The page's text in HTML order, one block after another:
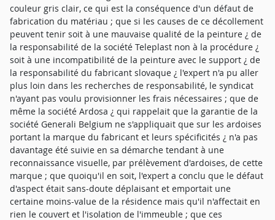
couleur gris clair, ce qui est la conséquence d'un défaut de
fabrication du matériau ; que si les causes de ce décollement
peuvent tenir soit à une mauvaise qualité de la peinture ¿ de
la responsabilité de la société Teleplast non à la procédure ¿
soit à une incompatibilité de la peinture avec le support ¿ de
la responsabilité du fabricant slovaque ¿ l'expert n'a pu aller
plus loin dans les recherches de responsabilité, le syndicat
n'ayant pas voulu provisionner les frais nécessaires ; que de
même la société Ardosa ¿ qui rappelait que la garantie de la
société Generali Belgium ne s'appliquait que sur les ardoises
portant la marque du fabricant et leurs spécificités ¿ n'a pas
davantage été suivie en sa démarche tendant à une
reconnaissance visuelle, par prélèvement d'ardoises, de cette
marque ; que quoiqu'il en soit, l'expert a conclu que le défaut
d'aspect était sans-doute déplaisant et emportait une
certaine moins-value de la résidence mais qu'il n'affectait en
rien le couvert et l'isolation de l'immeuble ; que ces